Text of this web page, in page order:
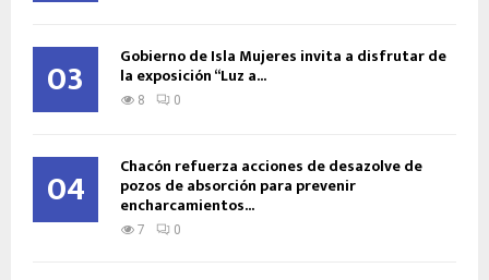
03 Gobierno de Isla Mujeres invita a disfrutar de
la exposición “Luz a...
8 0
04 Chacón refuerza acciones de desazolve de
pozos de absorción para prevenir
encharcamientos...
7 0